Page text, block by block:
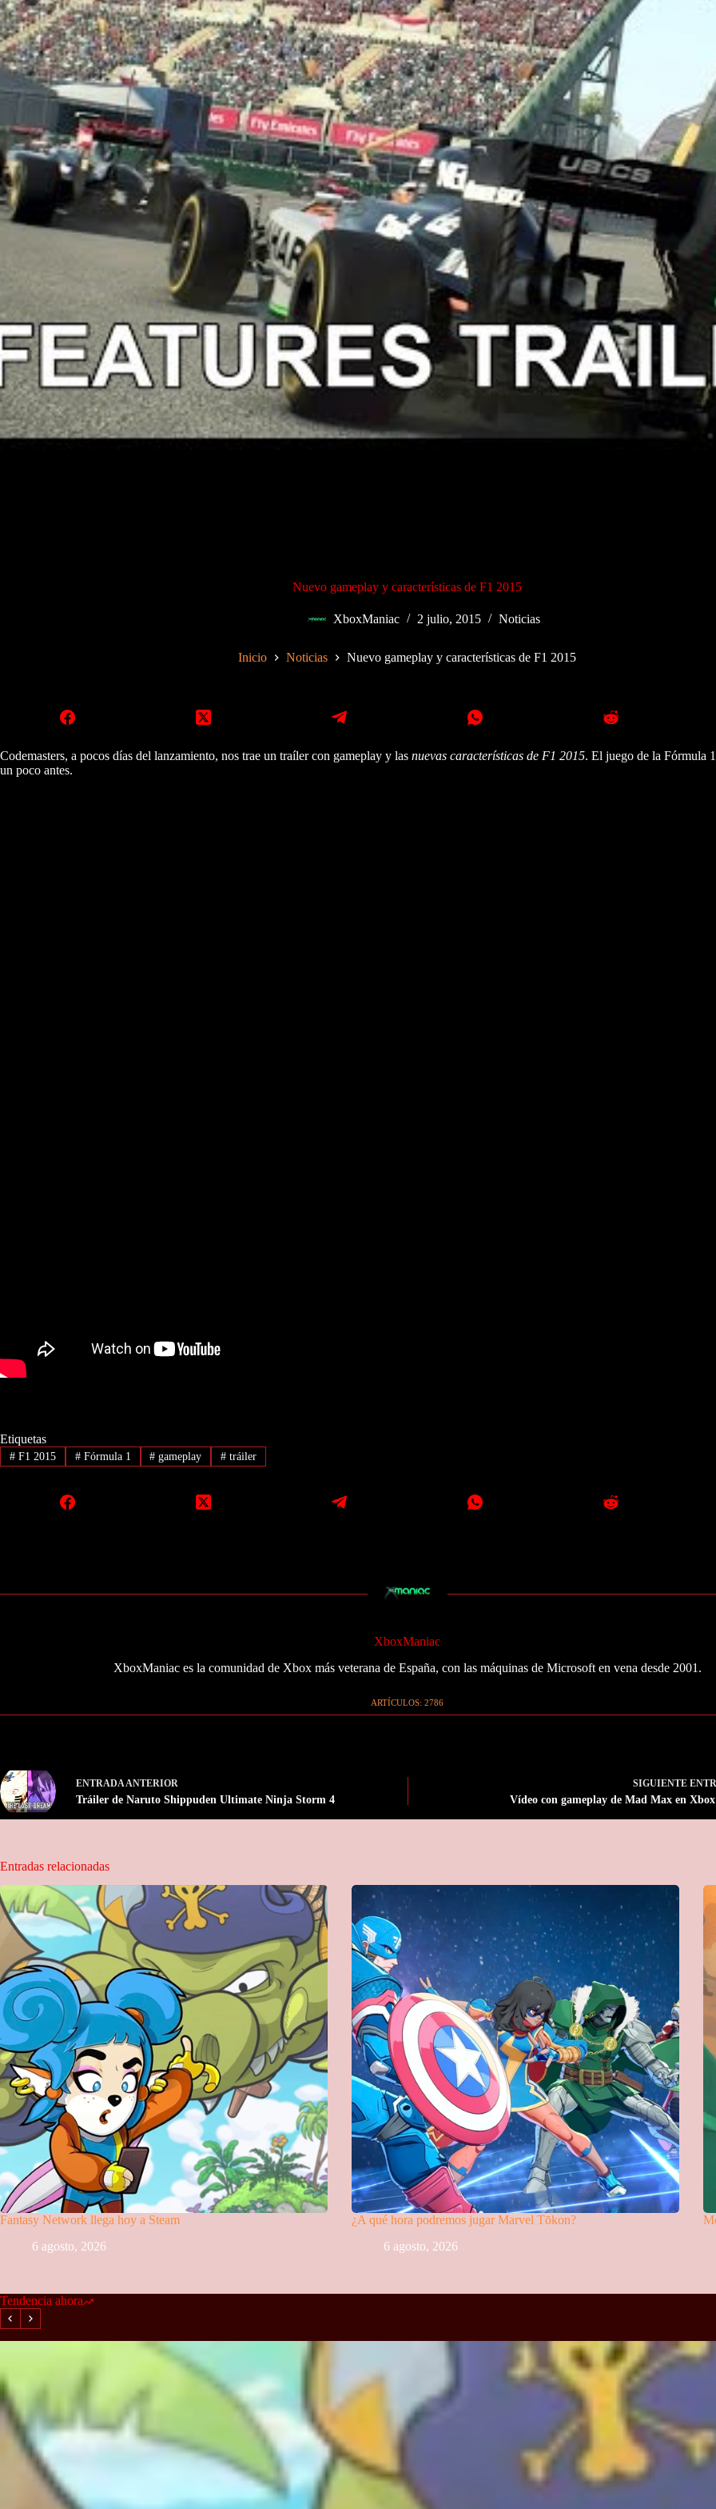
Nuevo gameplay y características de F1 2015
XboxManiac 2 julio, 2015 Noticias
Inicio Noticias Nuevo gameplay y características de F1 2015
Codemasters, a pocos días del lanzamiento, nos trae un traíler con gameplay y las nuevas características de F1 2015. El juego de la Fórmula
un poco antes.
Etiquetas
#F1 2015 #Fórmula 1 # gameplay # tráiler
XboxManiac
XboxManiac es la comunidad de Xbox más veterana de España, con las máquinas de Microsoft en vena desde 2001.
ARTÍCULOS: 2786
ENTRADAANTERIOR
Tráiler de Naruto Shippuden Ultimate Ninja Storm 4
SIGUIENTE
Vídeo con gameplay de Mad Max en
Entradas relacionadas
Fantasy Network llega hoy a Steam
6 agosto, 2026
¿A qué hora podremos jugar Marvel Tōkon?
6 agosto, 2026
Tendencia ahora